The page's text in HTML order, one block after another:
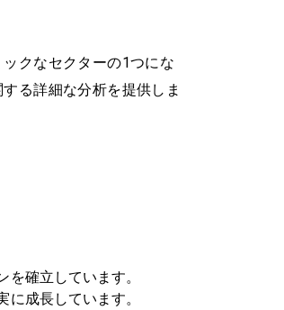
クなセクターの1つにな
る詳細な分析を提供しま
確立しています。
成長しています。